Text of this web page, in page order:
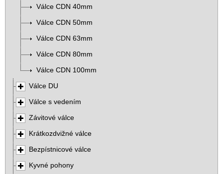
Válce CDN 40mm
Válce CDN 50mm
Válce CDN 63mm
Válce CDN 80mm
Válce CDN 100mm
Válce DU
Válce s vedením
Závitové válce
Krátkozdvižné válce
Bezpístnicové válce
Kyvné pohony